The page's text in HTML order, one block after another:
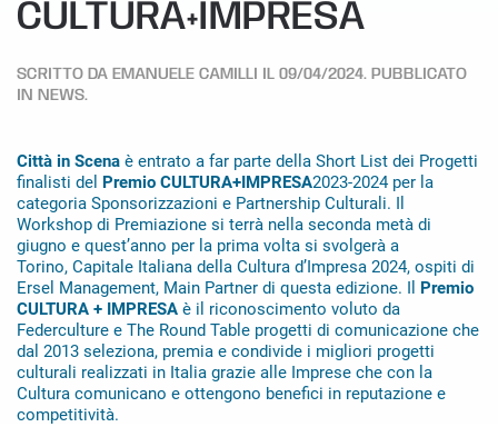
CULTURA+IMPRESA
SCRITTO DA EMANUELE CAMILLI IL 09/04/2024. PUBBLICATO
IN NEWS.
Città in Scena è entrato a far parte della Short List dei Progetti
finalisti del Premio CULTURA+IMPRESA2023-2024 per la
categoria Sponsorizzazioni e Partnership Culturali. Il
Workshop di Premiazione si terrà nella seconda metà di
giugno e quest’anno per la prima volta si svolgerà a
Torino, Capitale Italiana della Cultura d’Impresa 2024, ospiti di
Ersel Management, Main Partner di questa edizione. Il Premio
CULTURA + IMPRESA è il riconoscimento voluto da
Federculture e The Round Table progetti di comunicazione che
dal 2013 seleziona, premia e condivide i migliori progetti
culturali realizzati in Italia grazie alle Imprese che con la
Cultura comunicano e ottengono benefici in reputazione e
competitività.